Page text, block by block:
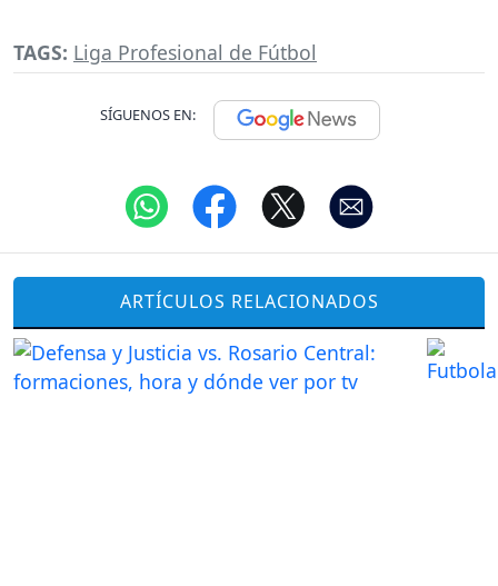
TAGS: Liga Profesional de Fútbol
SÍGUENOS EN:
ARTÍCULOS RELACIONADOS